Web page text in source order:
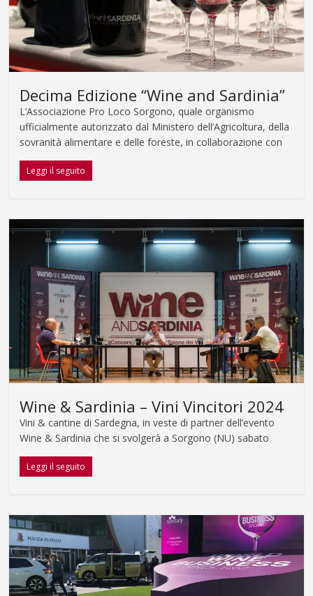
Decima Edizione “Wine and Sardinia”
L’Associazione Pro Loco Sorgono, quale organismo
ufficialmente autorizzato dal Ministero dell’Agricoltura, della
sovranità alimentare e delle foreste, in collaborazione con
Leggi il seguito
Wine & Sardinia – Vini Vincitori 2024
Vini & cantine di Sardegna, in veste di partner dell’evento
Wine & Sardinia che si svolgerà a Sorgono (NU) sabato
Leggi il seguito